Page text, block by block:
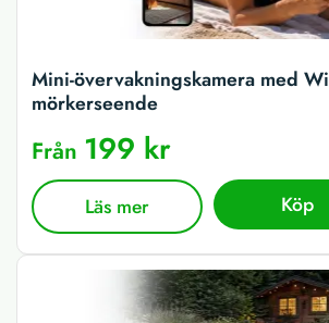
Mini-övervakningskamera med
mörkerseende
Från 199 kr
Läs mer Köp